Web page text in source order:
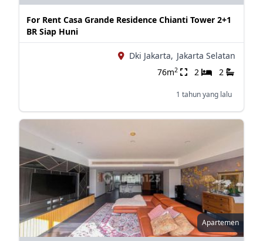
For Rent Casa Grande Residence Chianti Tower 2+1
BR Siap Huni
Dki Jakarta, Jakarta Selatan
76m2 2 2
1 tahun yang lalu
Apartemen